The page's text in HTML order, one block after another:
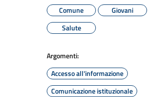
Comune
Giovani
Salute
Argomenti:
Accesso all'informazione
Comunicazione istituzionale